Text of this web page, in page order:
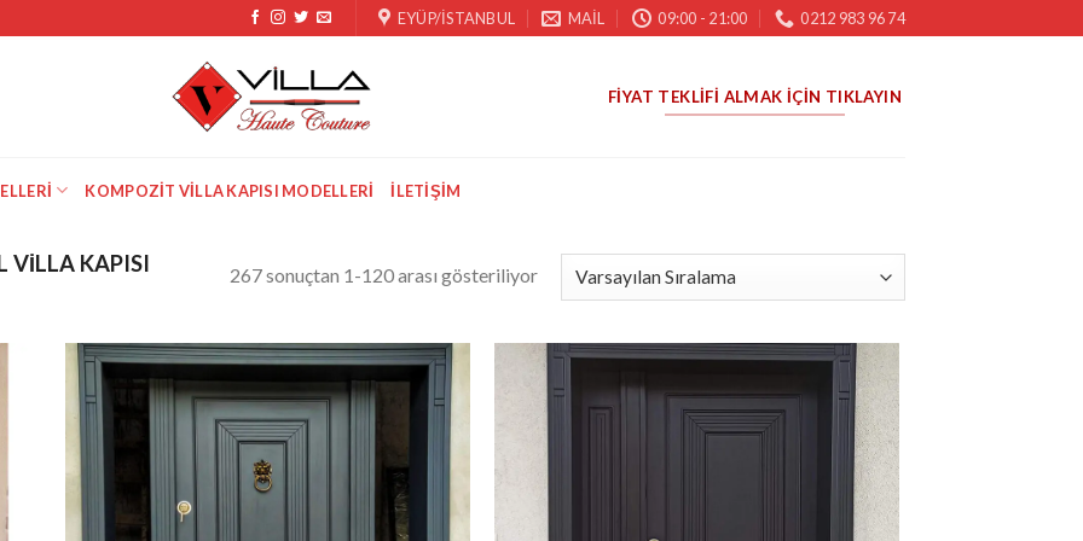
EYÜP/İSTANBUL MAIL 09:00 - 21:00 0212 983 96 74
FIYAT TEKLIFI ALMAK İÇIN TIKLAYIN
KOMPOZIT VILLA KAPISI MODELLERI İLETIŞIM
VILLA KAPISI
267 sonuçtan 1-120 arası gösteriliyor